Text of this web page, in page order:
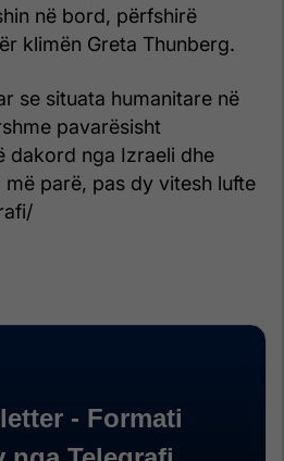
në bord, përfshirë
klimën Greta Thunberg.
se situata humanitare në
pavarësisht
dakord nga Izraeli dhe
më parë, pas dy vitesh lufte